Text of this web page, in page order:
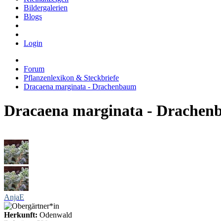
Bildergalerien
Blogs
Login
Forum
Pflanzenlexikon & Steckbriefe
Dracaena marginata - Drachenbaum
Dracaena marginata -
AnjaE
Herkunft: Odenwald